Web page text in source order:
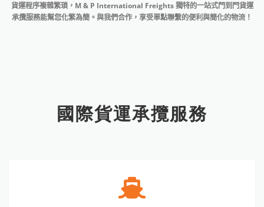
貨運程序複雜繁瑣，M & P International Freights 獨特的一站式門到門貨運
承攬服務能幫您化繁為簡。與我們合作，享受單點聯繫的便利與簡化的物流！
國際貨運承攬服務